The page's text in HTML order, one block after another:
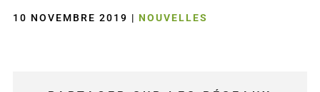
10 NOVEMBRE 2019 | NOUVELLES